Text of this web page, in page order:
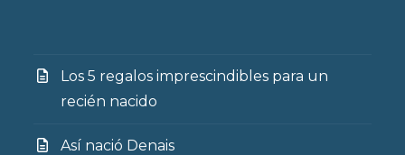
Los 5 regalos imprescindibles para un
recién nacido
Así nació Denais